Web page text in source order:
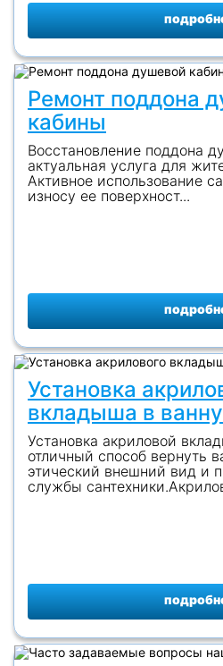
Ремонт поддона
кабины
Восстановление поддона
актуальная услуга для
Активное использование
износу ее поверхност...
Установка
вкладыша в
Установка акриловой
отличный способ вернуть
этический внешний вид и
службы